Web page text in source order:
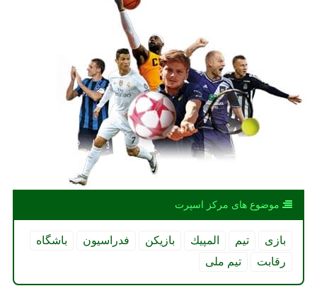
موضوع های مركز اسپرت
بازی تیم المپیك بازیكن فدراسیون
باشگاه
رقابت
تیم ملی